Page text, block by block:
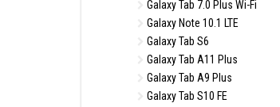
Galaxy Tab 7.0 Plus Wi-Fi
Galaxy Note 10.1 LTE
Galaxy Tab S6
Galaxy Tab A11 Plus
Galaxy Tab A9 Plus
Galaxy Tab S10 FE